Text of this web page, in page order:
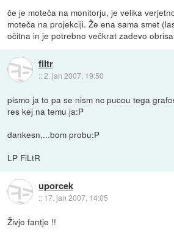
če je moteča na monitorju, je velika
moteča na projekciji. Že ena sama smet
očitna in je potrebno večkrat zadevo
filtr
::2. jan 2007, 19:50
pismo ja to pa se nism nc pucou tega
res kej na temu ja:P
dankesn,...bom probu:P
LP FiLtR
uporcek
:: 17. jan 2007, 14:05
Živjo fantje !!